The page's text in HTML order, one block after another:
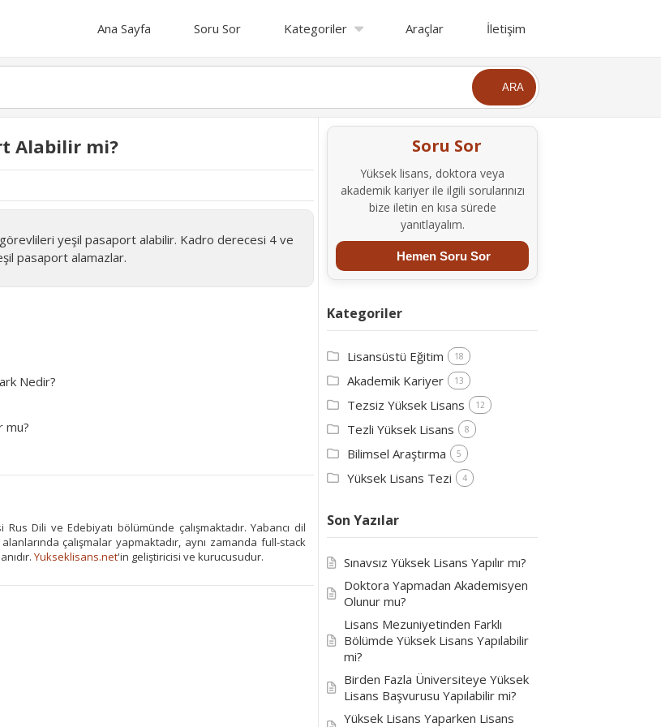
Ana Sayfa Soru Sor Kategoriler Araçlar İletişim
ARA
Alabilir mi?
yeşil pasaport alabilir. Kadro derecesi 4 ve
pasaport alamazlar.
Nedir?
mu?
Dili ve Edebiyatı bölümünde çalışmaktadır. Yabancı dil
çalışmalar yapmaktadır, aynı zamanda full-stack
Yukseklisans.net'in geliştiricisi ve kurucusudur.
Soru Sor
Yüksek lisans, doktora veya
akademik kariyer ile ilgili sorularınızı
bize iletin en kısa sürede
yanıtlayalım.
Hemen Soru Sor
Kategoriler
Lisansüstü Eğitim 18
Akademik Kariyer 13
Tezsiz Yüksek Lisans 12
Tezli Yüksek Lisans 8
Bilimsel Araştırma 5
Yüksek Lisans Tezi 4
Son Yazılar
Sınavsız Yüksek Lisans Yapılır mı?
Doktora Yapmadan Akademisyen
Olunur mu?
Lisans Mezuniyetinden Farklı
Bölümde Yüksek Lisans Yapılabilir
mi?
Birden Fazla Üniversiteye Yüksek
Lisans Başvurusu Yapılabilir mi?
Yüksek Lisans Yaparken Lisans